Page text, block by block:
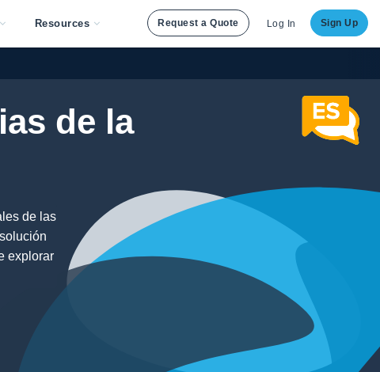
Resources Request a Quote Log In Sign Up
de la
de las
explorar